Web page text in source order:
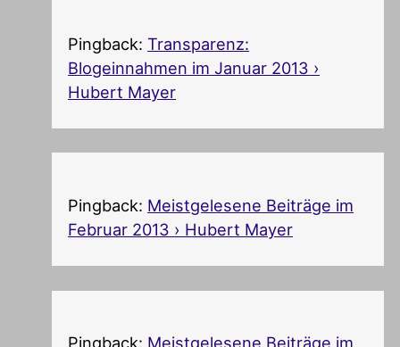
Pingback:Transparenz:
Blogeinnahmen im Januar 2013 ›
Hubert Mayer
Pingback: Meistgelesene Beiträge im
Februar 2013 › Hubert Mayer
Pingback: Meistgelesene Beiträge im